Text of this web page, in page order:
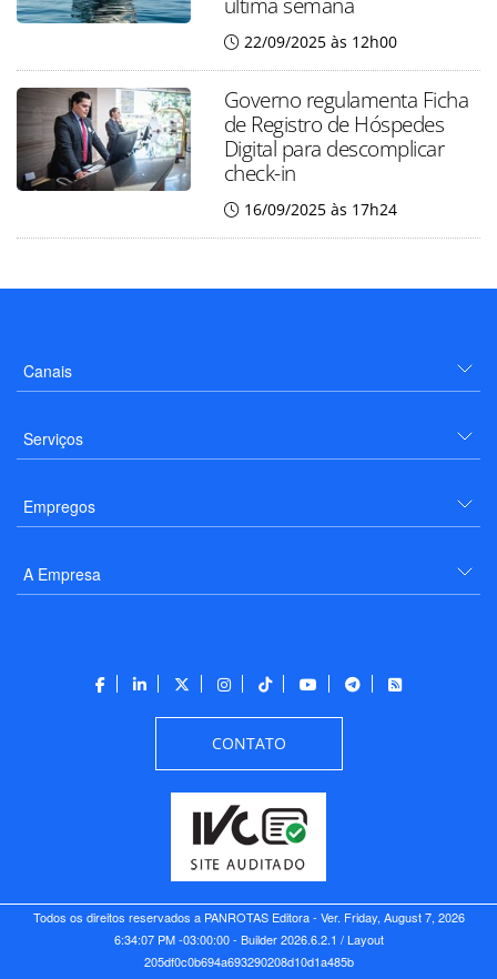
22/09/2025 às 12h00
Governo regulamenta Ficha
de Registro de Hóspedes
Digital para descomplicar
check-in
16/09/2025 às 17h24
Canais
Serviços
Empregos
A Empresa
CONTATO
Todos os direitos reservados a PANROTAS Editora - Ver. Friday, August 7, 2026
6:34:07 PM -03:00:00 - Builder 2026.6.2.1 / Layout
205df0c0b694a693290208d10d1a485b